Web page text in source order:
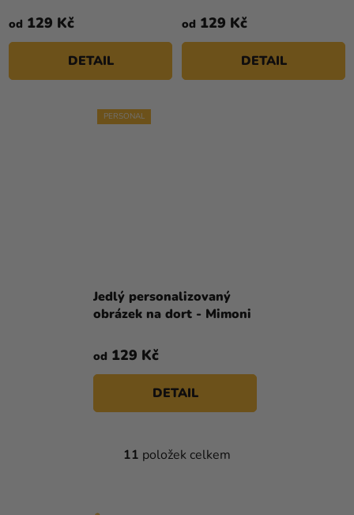
od 129 Kč
DETAIL
od 129 Kč
DETAIL
PERSONAL
Jedlý personalizovaný
obrázek na dort - Mimoni
od 129 Kč
DETAIL
O
11 položek celkem